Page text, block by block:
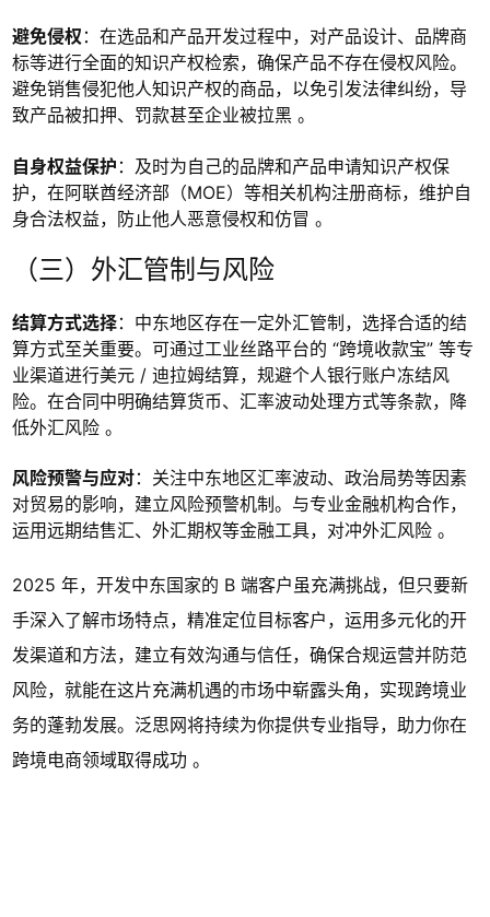
避免侵权 ：在选品和产品开发过程中，对产品设计、品牌商
标等进行全面的知识产权检索，确保产品不存在侵权风险。
避免销售侵犯他人知识产权的商品，以免引发法律纠纷，导
致产品被扣押、罚款甚至企业被拉黑 。
自身权益保护 ：及时为自己的品牌和产品申请知识产权保
护，在阿联酋经济部（MOE）等相关机构注册商标，维护自
身合法权益，防止他人恶意侵权和仿冒 。
（三）外汇管制与风险
结算方式选择：中东地区存在一定外汇管制，选择合适的结
算方式至关重要。可通过工业丝路平台的 “跨境收款宝” 等专
业渠道进行美元 / 迪拉姆结算，规避个人银行账户冻结风
险。在合同中明确结算货币、汇率波动处理方式等条款，降
低外汇风险 。
风险预警与应对：关注中东地区汇率波动、政治局势等因素
对贸易的影响，建立风险预警机制。与专业金融机构合作，
运用远期结售汇、外汇期权等金融工具，对冲外汇风险 。
2025 年，开发中东国家的 B 端客户虽充满挑战，但只要新
手深入了解市场特点，精准定位目标客户，运用多元化的开
发渠道和方法，建立有效沟通与信任，确保合规运营并防范
风险，就能在这片充满机遇的市场中崭露头角，实现跨境业
务的蓬勃发展。泛思网将持续为你提供专业指导，助力你在
跨境电商领域取得成功 。